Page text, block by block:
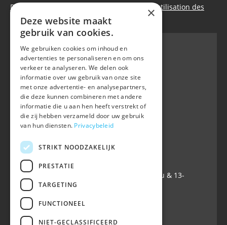
Déclaration de confidentialité
Politique d’utilisation des
cookies
BWP
Waversebaan 99
B-3050 OUD-HEVERLEE
+32 (0) 16 47 99 80
+32 (0) 16 47 99 85
info@belgian-warmblood.com
TVA BE 0410.346.424
IBAN BE40 7364 0368 4863
Ouvert tous les jours ouvrables: 9u-12u & 13-
16u
Suivez-nous sur
×
Deze website maakt
gebruik van cookies.
We gebruiken cookies om inhoud en
advertenties te personaliseren en om ons
verkeer te analyseren. We delen ook
informatie over uw gebruik van onze site
met onze advertentie- en analysepartners,
die deze kunnen combineren met andere
informatie die u aan hen heeft verstrekt of
die zij hebben verzameld door uw gebruik
van hun diensten. Privacybeleid
STRIKT NOODZAKELIJK
PRESTATIE
TARGETING
FUNCTIONEEL
NIET-GECLASSIFICEERD